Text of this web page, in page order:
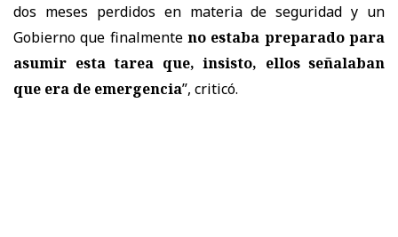
dos meses perdidos en materia de seguridad y un
Gobierno que finalmente no estaba preparado para
asumir esta tarea que, insisto, ellos señalaban
que era de emergencia”, criticó.